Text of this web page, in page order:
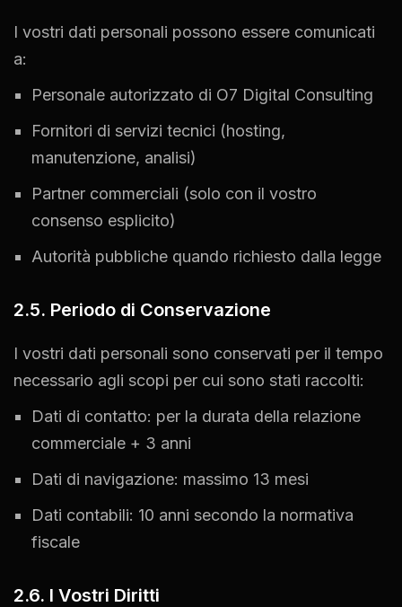
I vostri dati personali possono essere comunicati
a:
Personale autorizzato di O7 Digital Consulting
Fornitori di servizi tecnici (hosting,
manutenzione, analisi)
Partner commerciali (solo con il vostro
consenso esplicito)
Autorità pubbliche quando richiesto dalla legge
2.5. Periodo di Conservazione
I vostri dati personali sono conservati per il tempo
necessario agli scopi per cui sono stati raccolti:
Dati di contatto: per la durata della relazione
commerciale + 3 anni
Dati di navigazione: massimo 13 mesi
Dati contabili: 10 anni secondo la normativa
fiscale
2.6. I Vostri Diritti